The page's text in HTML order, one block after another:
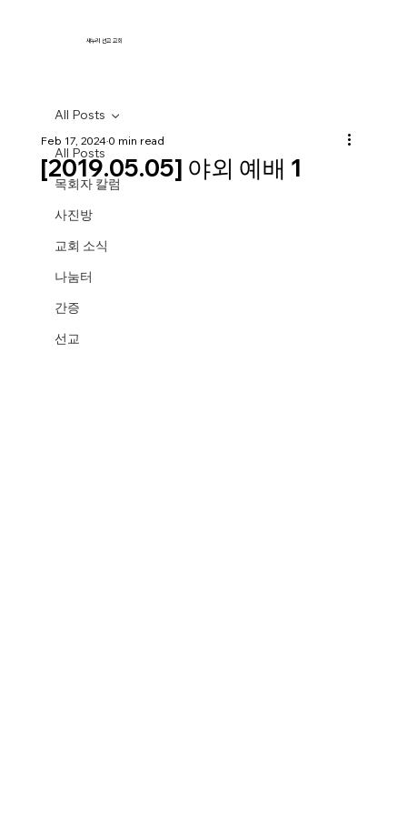
새누리 선교 교회
All Posts
목회자 칼럼
사진방
교회 소식
나눔터
간증
선교
All Posts
[2019.05.05] 야외 예배 1
Feb 17, 20240 min read